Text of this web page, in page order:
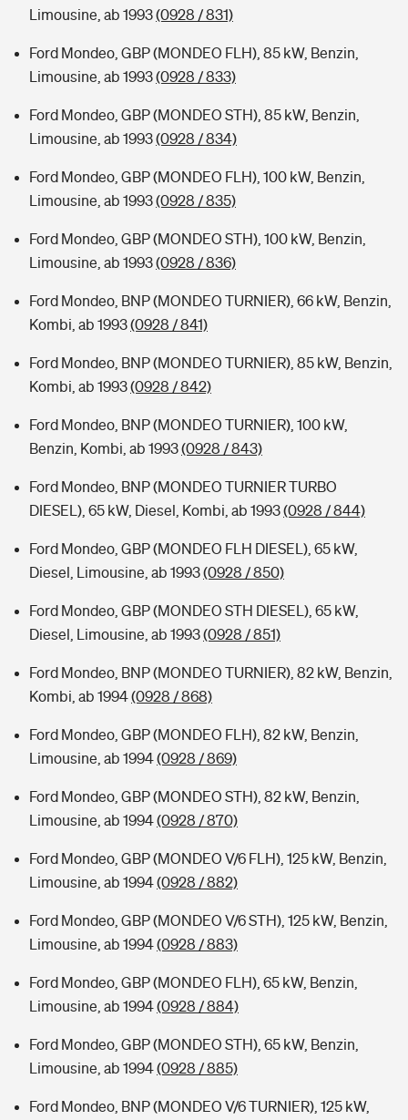
Limousine, ab 1993(0928 / 831)
Ford Mondeo, GBP (MONDEO FLH), 85 kW, Benzin,
Limousine, ab 1993(0928 / 833)
Ford Mondeo, GBP (MONDEO STH), 85 kW, Benzin,
Limousine, ab 1993(0928 / 834)
Ford Mondeo, GBP (MONDEO FLH), 100 kW, Benzin,
Limousine, ab 1993(0928 / 835)
Ford Mondeo, GBP (MONDEO STH), 100 kW, Benzin,
Limousine, ab 1993(0928 / 836)
Ford Mondeo, BNP (MONDEO TURNIER), 66 kW, Benzin,
Kombi, ab 1993(0928 / 841)
Ford Mondeo, BNP (MONDEO TURNIER), 85 kW, Benzin,
Kombi, ab 1993(0928 / 842)
Ford Mondeo, BNP (MONDEO TURNIER), 100 kW,
Benzin, Kombi, ab 1993(0928 / 843)
Ford Mondeo, BNP (MONDEO TURNIER TURBO
DIESEL), 65 kW, Diesel, Kombi, ab 1993(0928 / 844)
Ford Mondeo, GBP (MONDEO FLH DIESEL), 65 kW,
Diesel, Limousine, ab 1993(0928 / 850)
Ford Mondeo, GBP (MONDEO STH DIESEL), 65 kW,
Diesel, Limousine, ab 1993(0928 / 851)
Ford Mondeo, BNP (MONDEO TURNIER), 82 kW, Benzin,
Kombi, ab 1994(0928 / 868)
Ford Mondeo, GBP (MONDEO FLH), 82 kW, Benzin,
Limousine, ab 1994(0928 / 869)
Ford Mondeo, GBP (MONDEO STH), 82 kW, Benzin,
Limousine, ab 1994(0928 / 870)
Ford Mondeo, GBP (MONDEO V/6 FLH), 125 kW, Benzin,
Limousine, ab 1994(0928 / 882)
Ford Mondeo, GBP (MONDEO V/6 STH), 125 kW, Benzin,
Limousine, ab 1994(0928 / 883)
Ford Mondeo, GBP (MONDEO FLH), 65 kW, Benzin,
Limousine, ab 1994(0928 / 884)
Ford Mondeo, GBP (MONDEO STH), 65 kW, Benzin,
Limousine, ab 1994(0928 / 885)
Ford Mondeo, BNP (MONDEO V/6 TURNIER), 125 kW,